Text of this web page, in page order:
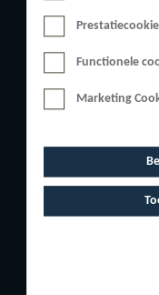
op werkdagen
geopend van
uur tot 17.00 uur.
(bij voorkeur op
Functionele
Marketing